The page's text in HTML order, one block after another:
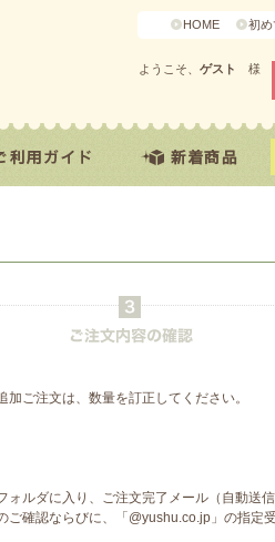
HOME 初め
ようこそ、 ゲスト 様
ご注文は、数量を訂正してください。
ルダに入り、ご注文完了メール（自動送
確認ならびに、「@yushu.co.jp」の指定